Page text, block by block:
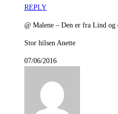
REPLY
@ Malene – Den er fra Lind
Stor hilsen Anette
07/06/2016